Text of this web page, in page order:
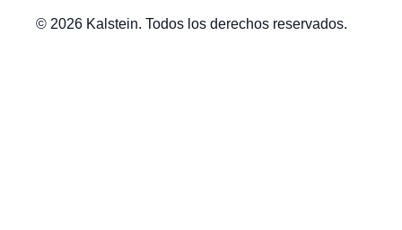
© 2026 Kalstein. Todos los derechos reservados.